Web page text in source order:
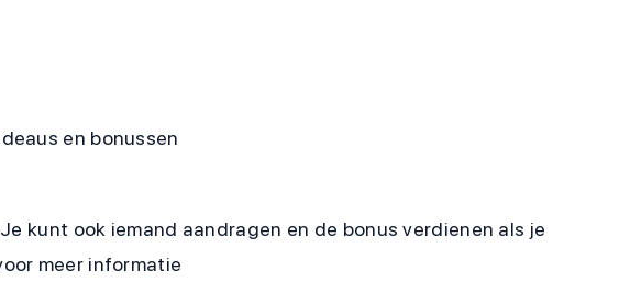
en bonussen
kunt ook iemand aandragen en de bonus verdienen als je
meer informatie